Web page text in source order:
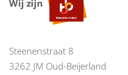
Wij zijn
Steenenstraat 8
3262 JM Oud-Beijerland